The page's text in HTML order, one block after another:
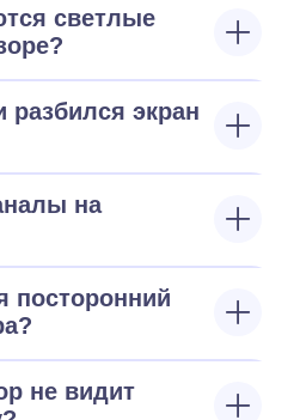
светлые
разбился экран
на
посторонний
не видит